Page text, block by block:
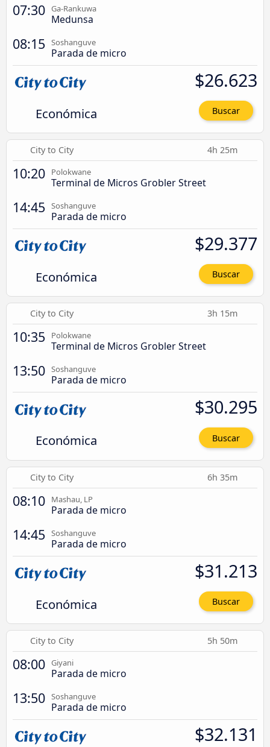
07:30 Ga-Rankuwa
Medunsa
08:15 Soshanguve
Parada de micro
Económica
$26.623
Buscar
City to City 4h 25m
10:20 Polokwane
Terminal de Micros Grobler Street
14:45 Soshanguve
Parada de micro
Económica
$29.377
Buscar
City to City 3h 15m
10:35 Polokwane
Terminal de Micros Grobler Street
13:50 Soshanguve
Parada de micro
Económica
$30.295
Buscar
City to City 6h 35m
08:10 Mashau, LP
Parada de micro
14:45 Soshanguve
Parada de micro
Económica
$31.213
Buscar
City to City 5h 50m
08:00 Giyani
Parada de micro
13:50 Soshanguve
Parada de micro
$32.131